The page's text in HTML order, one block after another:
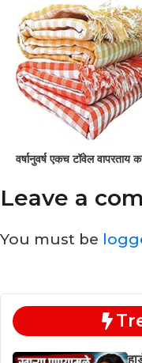
वर्षानुवर्ष एकच टॉवेल वापरताय
Leave a
You must be